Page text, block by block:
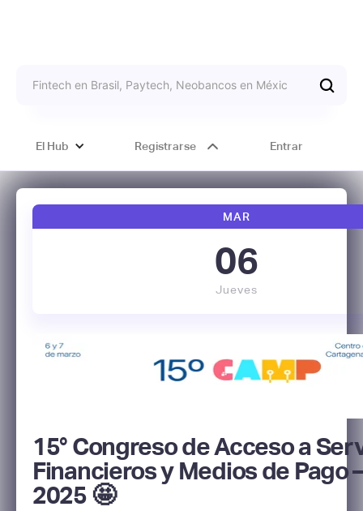
El Hub Registrarse Entrar
MAR
06
Jueves
15° Congreso de Acceso a
Financieros y Medios de Pago
2025 🤩